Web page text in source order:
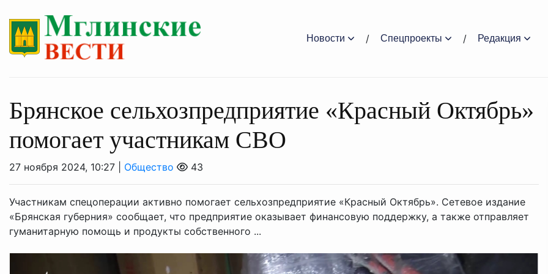
Новости Спецпроекты Редакция
Брянское сельхозпредприятие «Красный Октябрь»
помогает участникам СВО
27 ноября 2024, 10:27 | Общество 43
Участникам спецоперации активно помогает сельхозпредприятие «Красный Октябрь». Сетевое издание
«Брянская губерния» сообщает, что предприятие оказывает финансовую поддержку, а также отправляет
гуманитарную помощь и продукты собственного ...